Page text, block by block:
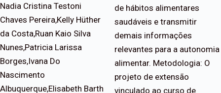
Nadia Cristina Testoni
Chaves Pereira,Kelly Hüther
da Costa,Ruan Kaio Silva
Nunes,Patricia Larissa
Borges,Ivana Do
Nascimento
Albuquerque,Elisabeth Barth
de hábitos alimentares
saudáveis e transmitir
demais informações
relevantes para a autonomia
alimentar. Metodologia: O
projeto de extensão
vinculado ao curso de